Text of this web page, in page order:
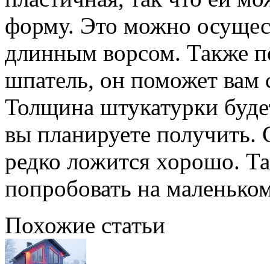
форму. Это можно
длинным ворсом. Также
шпатель, он поможет вам
Толщина штукатурки
вы планируете получить.
редко ложится хорошо.
попробовать на
Похожие статьи